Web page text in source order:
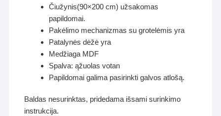
Čiužynis(90×200 cm) užsakomas
papildomai.
Pakėlimo mechanizmas su grotelėmis yra
Patalynės dėžė yra
Medžiaga MDF
Spalva: ąžuolas votan
Papildomai galima pasirinkti galvos atlošą.
Baldas nesurinktas, pridedama išsami surinkimo
instrukcija.